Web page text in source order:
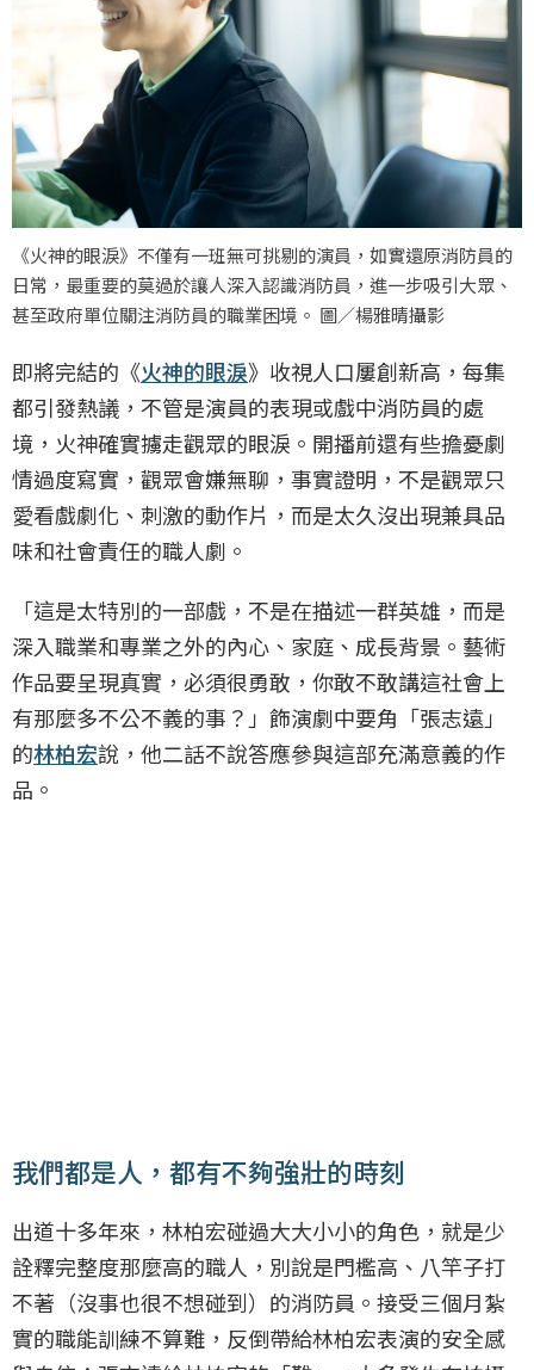
《火神的眼淚》不僅有一班無可挑剔的演員，如實還原消防員的
日常，最重要的莫過於讓人深入認識消防員，進一步吸引大眾、
甚至政府單位關注消防員的職業困境。 圖／楊雅晴攝影
即將完結的《火神的眼淚》收視人口屢創新高，每集
都引發熱議，不管是演員的表現或戲中消防員的處
境，火神確實擄走觀眾的眼淚。開播前還有些擔憂劇
情過度寫實，觀眾會嫌無聊，事實證明，不是觀眾只
愛看戲劇化、刺激的動作片，而是太久沒出現兼具品
味和社會責任的職人劇。
「這是太特別的一部戲，不是在描述一群英雄，而是
深入職業和專業之外的內心、家庭、成長背景。藝術
作品要呈現真實，必須很勇敢，你敢不敢講這社會上
有那麼多不公不義的事？」飾演劇中要角「張志遠」
的林柏宏說，他二話不說答應參與這部充滿意義的作
品。
我們都是人，都有不夠強壯的時刻
出道十多年來，林柏宏碰過大大小小的角色，就是少
詮釋完整度那麼高的職人，別說是門檻高、八竿子打
不著（沒事也很不想碰到）的消防員。接受三個月紮
實的職能訓練不算難，反倒帶給林柏宏表演的安全感